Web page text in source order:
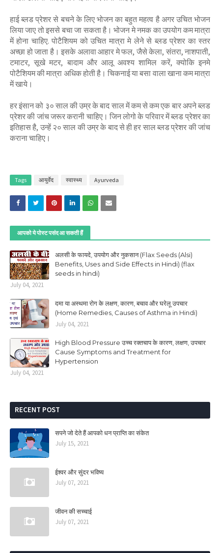
हाई ब्‍लड प्रेशर से बचने के लिए भोजन का बहुत महत्व है अगर उचित भोजन
लिया जाए तो इससे बचा जा सकता है। भोजन मे नमक का उपयोग कम मात्रा
में होना चाहिए. पोटैशियम को उचित मात्रा मे लेने से ब्‍लड प्रेशर का स्तर
अच्छा हो जाता है। इसके अलावा आहार मे फल, जैसे केला, संतरा, नाशपाती,
टमाटर, सूखे मटर, बादाम और आलू अवश्य शामिल करें, क्योकि इनमे
पोटैशियम की मात्रा अधिक होती है। चिकनाई या बसा वाला खाना कम मात्रा
में खाये।
हर इंसान को ३० साल की उम्र के बाद साल में कम से कम एक बार अपने ब्‍लड
प्रेशर की जांच जरूर करानी चाहिए। जिन लोगो के परिवार में ब्‍लड प्रेशर का
इतिहास है, उन्हें २० साल की उम्र के बाद से ही हर साल ब्‍लड प्रेशर की जांच
कराना चाहिए।
Tags आयुर्वेद स्‍वास्‍थ्‍य Ayurveda
आपको ये पोस्ट पसंद आ सकती हैं
अलसी के फायदे, उपयोग और नुकसान (Flax Seeds (Alsi)
Benefits, Uses and Side Effects in Hindi) (flax
seeds in hindi)
July 04, 2021
दमा या अस्थमा रोग के लक्षण, कारण, बचाव और घरेलू उपचार
(Home Remedies, Causes of Asthma in Hindi)
July 04, 2021
High Blood Pressure उच्च रक्तचाप के कारण, लक्षण, उपचार
Cause Symptoms and Treatment for
Hypertension
July 04, 2021
RECENT POST
सपने जो देते हैं आपको धन प्राप्ति का संकेत
July 15, 2021
ईश्वर और सुंदर भविष्य
July 07, 2021
जीवन की सच्चाई
July 07, 2021